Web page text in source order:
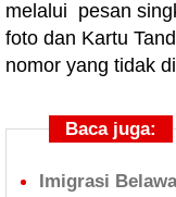
melalui pesan
foto dan Kartu
nomor yang tidak
Baca juga:
Imigrasi